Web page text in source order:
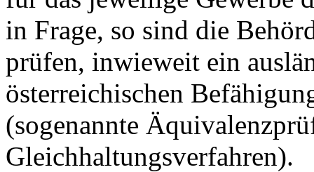
in Frage, so sind die
prüfen, inwieweit ein
österreichischen
(sogenannte
Gleichhaltungsverfahren).